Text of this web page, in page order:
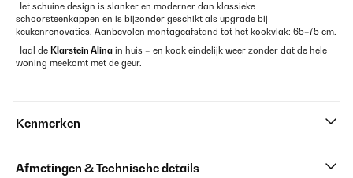
Het schuine design is slanker en moderner dan klassieke
schoorsteenkappen en is bijzonder geschikt als upgrade bij
keukenrenovaties. Aanbevolen montageafstand tot het kookvlak: 65–75 cm.
Haal de Klarstein Alina in huis – en kook eindelijk weer zonder dat de hele
woning meekomt met de geur.
Kenmerken
Afmetingen & Technische details